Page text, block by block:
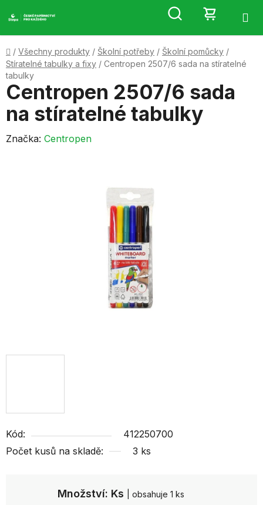
na
Hledat
KOŠÍK
Domů
/ Všechny produkty / Školní potřeby / Školní pomůcky /
Stíratelné tabulky a fixy / Centropen 2507/6 sada na stíratelné
tabulky
Množství: Ks
| obsahuje 1 ks
Kód:
412250700
Počet kusů na skladě:
3 ks
Centropen 2507/6 sada
na stíratelné tabulky
Značka: Centropen